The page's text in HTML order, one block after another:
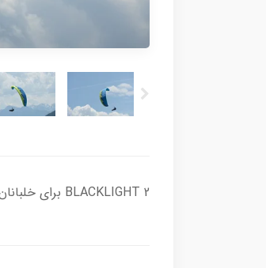
BLACKLIGHT 2 برای خلبانان جاه طلب XC که به دنبال یک بال قدرتمند با هندلینگ ساده و بدون چشم پوشی از راحتی ایمنی غیرفعال هستند، ضروری است.